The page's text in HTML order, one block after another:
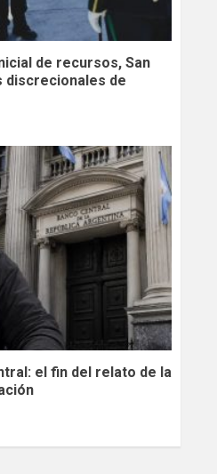
de recursos, San
discrecionales de
el fin del relato de la